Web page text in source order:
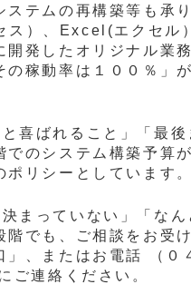
ステムの再構築等も承
）、Excel(エクセル
開発したオリジナル業
の稼動率は１００％」
と喜ばれること」「最
でのシステム構築予算
ポリシーとしています
決まっていない」「な
階でも、ご相談をお受
」、またはお電話 （
ご連絡ください。